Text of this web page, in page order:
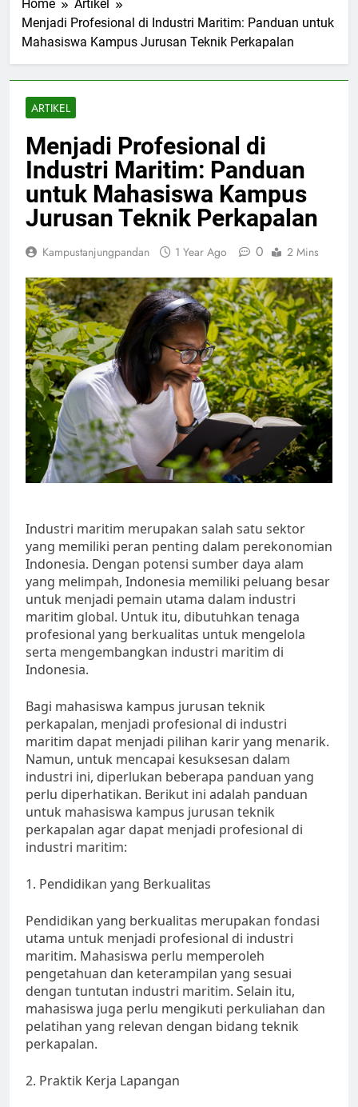
Home
Artikel
Menjadi Profesional di Industri Maritim: Panduan untuk
Mahasiswa Kampus Jurusan Teknik Perkapalan
ARTIKEL
Menjadi Profesional di
Industri Maritim: Panduan
untuk Mahasiswa Kampus
Jurusan Teknik Perkapalan
Kampustanjungpandan 1 Year Ago 0 2 Mins
Industri maritim merupakan salah satu sektor
yang memiliki peran penting dalam perekonomian
Indonesia. Dengan potensi sumber daya alam
yang melimpah, Indonesia memiliki peluang besar
untuk menjadi pemain utama dalam industri
maritim global. Untuk itu, dibutuhkan tenaga
profesional yang berkualitas untuk mengelola
serta mengembangkan industri maritim di
Indonesia.
Bagi mahasiswa kampus jurusan teknik
perkapalan, menjadi profesional di industri
maritim dapat menjadi pilihan karir yang menarik.
Namun, untuk mencapai kesuksesan dalam
industri ini, diperlukan beberapa panduan yang
perlu diperhatikan. Berikut ini adalah panduan
untuk mahasiswa kampus jurusan teknik
perkapalan agar dapat menjadi profesional di
industri maritim:
1. Pendidikan yang Berkualitas
Pendidikan yang berkualitas merupakan fondasi
utama untuk menjadi profesional di industri
maritim. Mahasiswa perlu memperoleh
pengetahuan dan keterampilan yang sesuai
dengan tuntutan industri maritim. Selain itu,
mahasiswa juga perlu mengikuti perkuliahan dan
pelatihan yang relevan dengan bidang teknik
perkapalan.
2. Praktik Kerja Lapangan